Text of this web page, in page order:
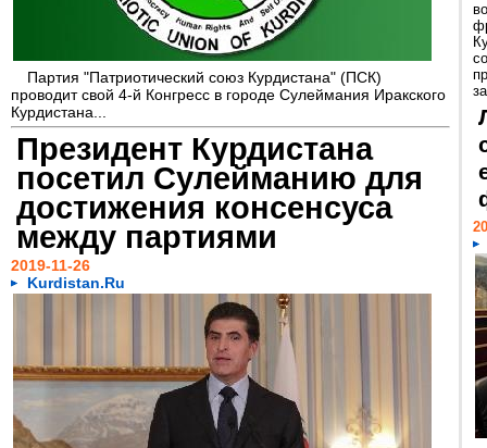
Партия "Патриотический союз Курдистана" (ПСК)
проводит свой 4-й Конгресс в городе Сулеймания Иракского
Курдистана...
Президент Курдистана
посетил Сулейманию для
достижения консенсуса
между партиями
2019-11-26
Kurdistan.Ru